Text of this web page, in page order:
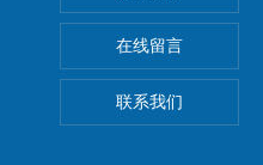
在线留言
联系我们